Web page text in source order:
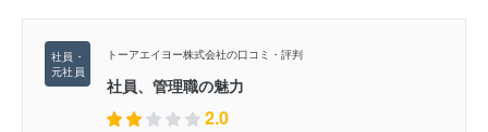
トーアエイヨー株式会社の口コミ・評判
社員、管理職の魅力
2.0